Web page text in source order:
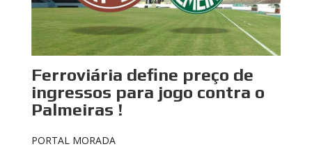
Ferroviária define preço de
ingressos para jogo contra o
Palmeiras !
PORTAL MORADA